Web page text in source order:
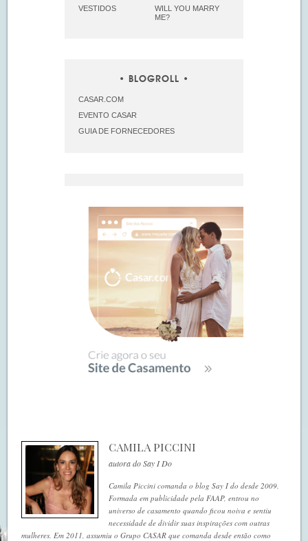
VESTIDOS
WILL YOU MARRY
ME?
BLOGROLL
CASAR.COM
EVENTO CASAR
GUIA DE FORNECEDORES
CAMILA PICCINI
autora do Say I Do
Camila Piccini comanda o blog Say I do desde 2009.
Formada em publicidade pela FAAP, entrou no
universo de casamento quando ficou noiva e sentiu
necessidade de dividir suas inspirações com outras
mulheres. Em 2011, assumiu o Grupo CASAR que comanda desde então como